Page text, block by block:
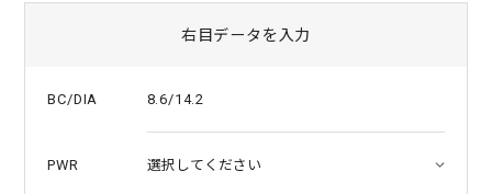
n
右目データを入力
BC/DIA 8.6/14.2
PWR